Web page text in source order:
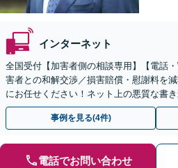
インターネット
全国受付【加害者側の相談専用】【電話
害者との和解交渉／損害賠償・慰謝料を
にお任せください！ネット上の悪質な書
代表弁護士が最後まで対応【関東エリア
事例を見る(4件)
電話でお問い合わせ